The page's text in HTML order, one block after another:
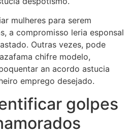
mulheres para serem
a compromisso leria esponsal
Outras vezes, pode
chifre modelo,
an acordo astucia
emprego desejado.
golpes